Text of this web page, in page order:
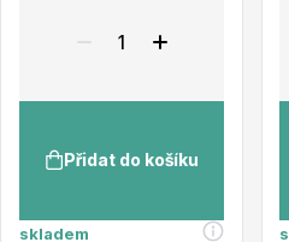
Cibuloviny
Přidat do košíku
skladem